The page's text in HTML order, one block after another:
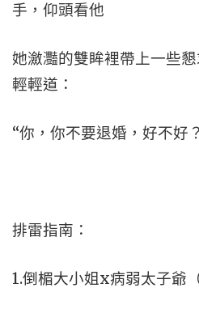
手，仰頭看他
她瀲灩的雙眸裡帶上一些
輕輕道：
“你，你不要退婚，好不好
排雷指南：
1.倒楣大小姐x病弱太子爺（